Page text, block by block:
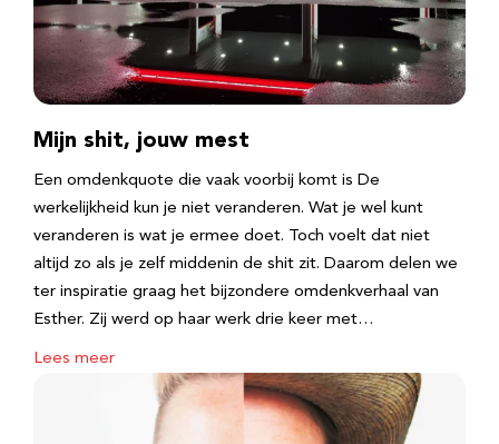
Mijn shit, jouw mest
Een omdenkquote die vaak voorbij komt is De
werkelijkheid kun je niet veranderen. Wat je wel kunt
veranderen is wat je ermee doet. Toch voelt dat niet
altijd zo als je zelf middenin de shit zit. Daarom delen we
ter inspiratie graag het bijzondere omdenkverhaal van
Esther. Zij werd op haar werk drie keer met…
Lees meer